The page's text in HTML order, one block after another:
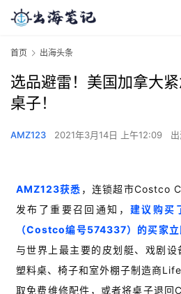
首页 出海头条
选品避雷！美国加拿大
桌子！
AMZ123 2021年3月14日 上午12:09
AMZ123获悉 ，连锁超市Costco
发布了重要召回通知， 建议购买
（Costco编号574337）的买家
与世界上最主要的皮划艇、戏剧
塑料桌、椅子和室外棚子制造商
取免费维修配件，或者将桌子退回